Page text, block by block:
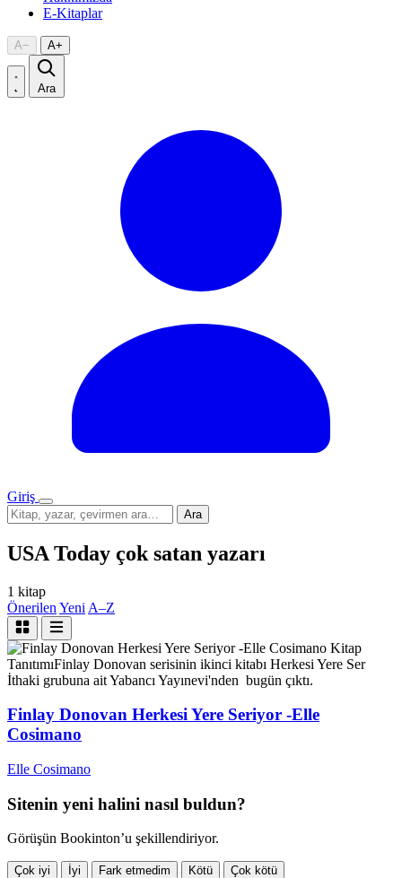
E-Kitaplar
A− A+
Ara
Giriş
Menü
Sitede
ara
Ara
USA Today çok satan yazarı
1 kitap
Önerilen Yeni A–Z
Kitap
TanıtımıFinlay Donovan serisinin ikinci kitabı Herkesi Yere Ser
İthaki grubuna ait Yabancı Yayınevi'nden bugün çıktı.
Finlay Donovan Herkesi Yere Seriyor -Elle
Cosimano
Elle Cosimano
Sitenin yeni halini nasıl buldun?
Görüşün Bookinton’u şekillendiriyor.
Çok iyi İyi Fark etmedim Kötü Çok kötü